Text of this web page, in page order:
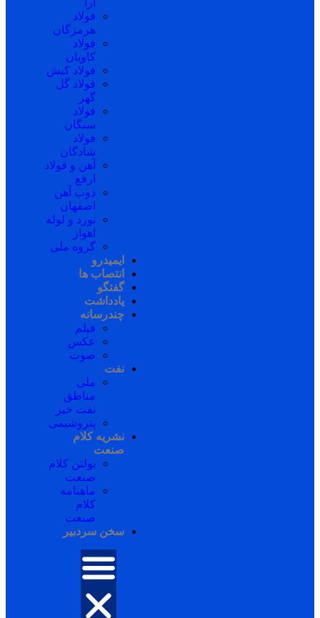
آرا
فولاد
هرمزگان
فولاد
کاویان
فولاد کیش
فولاد گل
گهر
فولاد
سنگان
فولاد
شادگان
آهن و فولاد
ارفع
ذوب آهن
اصفهان
نورد و لوله
اهواز
گروه ملی
ایمیدرو
انتصاب ها
گفتگو
یادداشت
چندرسانه
فیلم
عکس
صوت
نفت
ملی
مناطق
نفت خیز
پتروشیمی
نشریه کلام
صنعت
بولتن کلام
صنعت
ماهنامه
کلام
صنعت
سخن سردبیر